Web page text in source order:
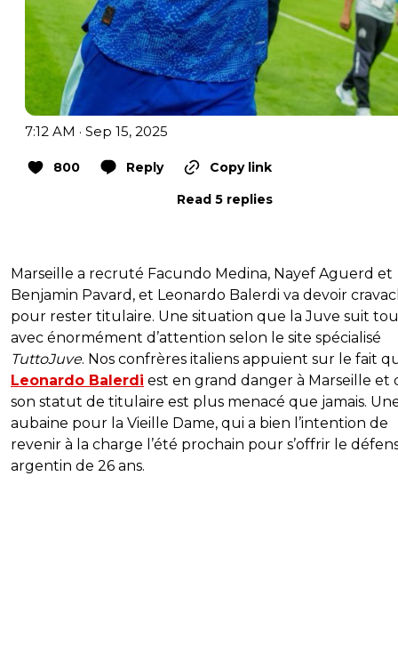
7:12 AM · Sep 15, 2025
800 Reply
Copy link
Read 5 replies
Marseille a recruté Facundo Medina, Nayef Aguerd et
Benjamin Pavard, et Leonardo Balerdi va devoir
pour rester titulaire. Une situation que la Juve suit
avec énormément d’attention selon le site spécialisé
TuttoJuve. Nos confrères italiens appuient sur le fait
Leonardo Balerdi est en grand danger à Marseille et
son statut de titulaire est plus menacé que jamais.
aubaine pour la Vieille Dame, qui a bien l’intention de
revenir à la charge l’été prochain pour s’offrir le
argentin de 26 ans.